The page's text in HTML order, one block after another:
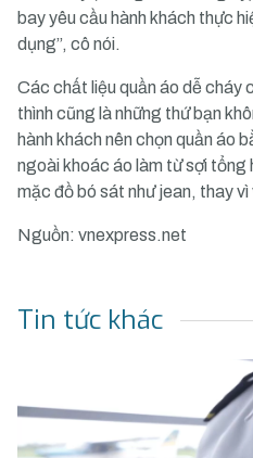
bay yêu cầu hành khách thực
dụng”, cô nói.
Các chất liệu quần áo dễ cháy
thình cũng là những thứ bạn
hành khách nên chọn quần áo
ngoài khoác áo làm từ sợi tổng
mặc đồ bó sát như jean, thay vì
Nguồn: vnexpress.net
Tin tức khác